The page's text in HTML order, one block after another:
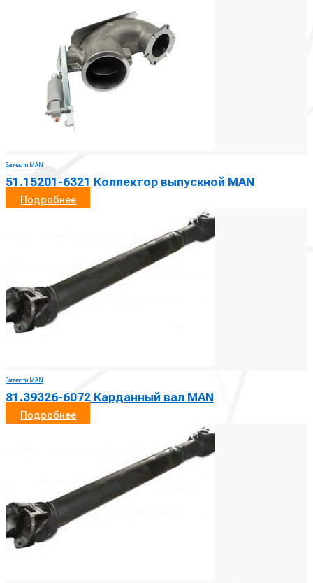
Запчасти MAN
51.15201-6321 Коллектор выпускной MAN
Подробнее
Запчасти MAN
81.39326-6072 Карданный вал MAN
Подробнее